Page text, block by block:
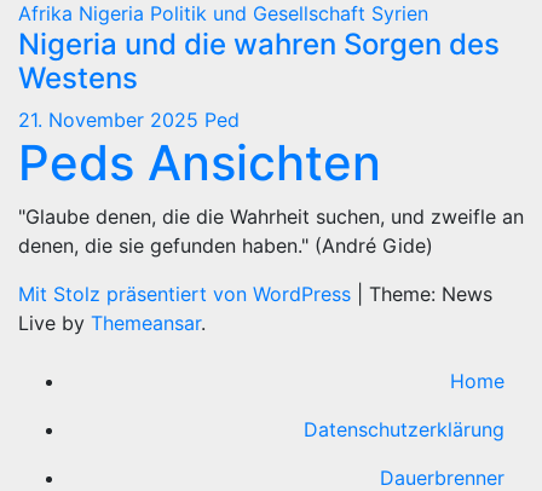
Afrika Nigeria Politik und Gesellschaft Syrien
Nigeria und die wahren Sorgen des
Westens
21. November 2025 Ped
Peds Ansichten
"Glaube denen, die die Wahrheit suchen, und zweifle an
denen, die sie gefunden haben." (André Gide)
Mit Stolz präsentiert von WordPress
Theme: News
Live by Themeansar.
Home
Datenschutzerklärung
Dauerbrenner